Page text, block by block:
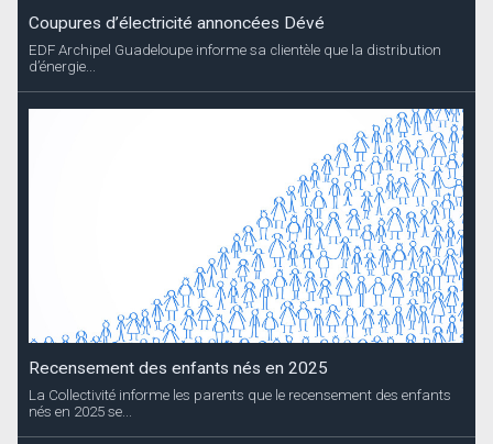
Coupures d’électricité annoncées Dévé
EDF Archipel Guadeloupe informe sa clientèle que la distribution
d’énergie...
Recensement des enfants nés en 2025
La Collectivité informe les parents que le recensement des enfants
nés en 2025 se...